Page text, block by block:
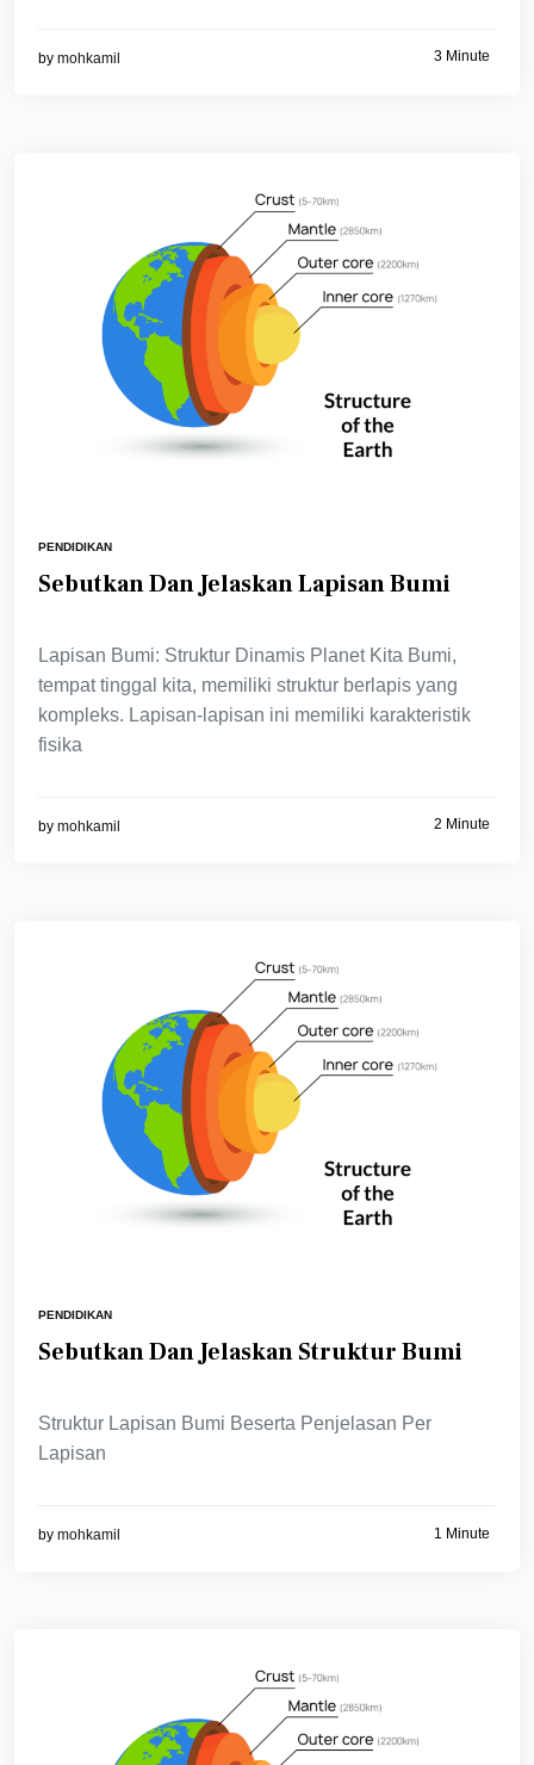
by mohkamil 3 Minute
PENDIDIKAN
Sebutkan Dan Jelaskan Lapisan Bumi
Lapisan Bumi: Struktur Dinamis Planet Kita Bumi,
tempat tinggal kita, memiliki struktur berlapis yang
kompleks. Lapisan-lapisan ini memiliki karakteristik
fisika
by mohkamil 2 Minute
PENDIDIKAN
Sebutkan Dan Jelaskan Struktur Bumi
Struktur Lapisan Bumi Beserta Penjelasan Per
Lapisan
by mohkamil 1 Minute